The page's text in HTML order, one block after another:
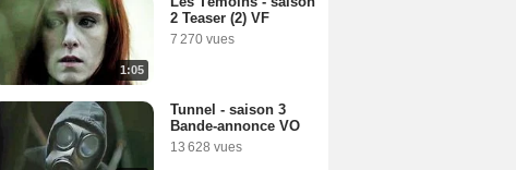
1:05
2 Teaser (2) VF
7 270 vues
Tunnel - saison 3
Bande-annonce VO
13 628 vues